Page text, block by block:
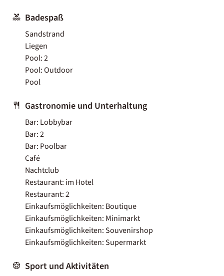
Badespaß
Sandstrand
Liegen
Pool: 2
Pool: Outdoor
Pool
Gastronomie und Unterhaltung
Bar: Lobbybar
Bar: 2
Bar: Poolbar
Café
Nachtclub
Restaurant: im Hotel
Restaurant: 2
Einkaufsmöglichkeiten: Boutique
Einkaufsmöglichkeiten: Minimarkt
Einkaufsmöglichkeiten: Souvenirshop
Einkaufsmöglichkeiten: Supermarkt
Sport und Aktivitäten